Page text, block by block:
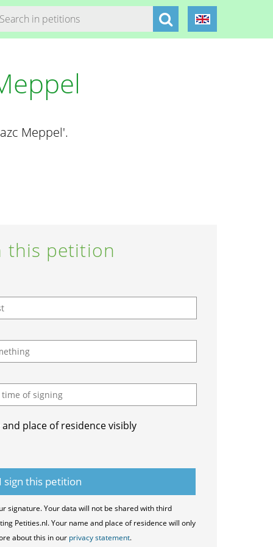
Meppel'.
this petition
place of residence visibly
signature. Your data will not be shared with third
Petities.nl. Your name and place of residence will only
about this in our privacy statement.